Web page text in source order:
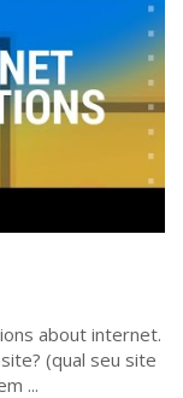
about internet.
(qual seu site
...